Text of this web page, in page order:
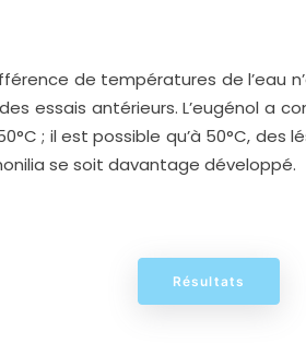
de températures de l’eau
essais antérieurs. L’eugénol a
; il est possible qu’à 50°C,
se soit davantage développé.
Résultats